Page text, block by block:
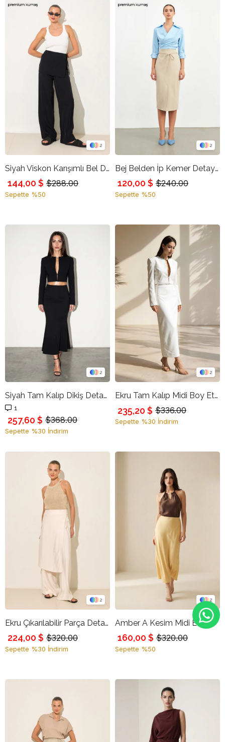
2
Siyah Viskon Karışımlı Bel Detaylı Rahat Kesim Pantolon
$288.00
144,00 $
Sepette %50
2
Bej Belden İp Kemer Detaylı Kalem Etek
$240.00
120,00 $
Sepette %50
2
Siyah Tam Kalıp Dikiş Detaylı Midi Boy Etek
1
$368.00
257,60 $
Sepette %30 İndirim
2
Ekru Tam Kalıp Midi Boy Etek
$336.00
235,20 $
Sepette %30 İndirim
2
Ekru Çıkarılabilir Parça Detaylı Rahat Kesim Modern Pantolon
$320.00
224,00 $
Sepette %30 İndirim
2
Amber A Kesim Midi Etek
$320.00
160,00 $
Sepette %50